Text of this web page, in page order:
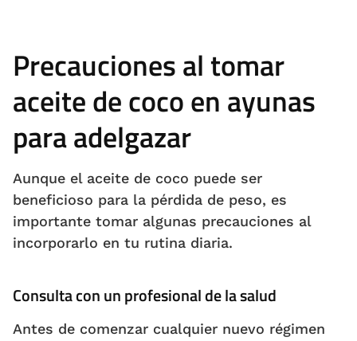
Precauciones al tomar
aceite de coco en ayunas
para adelgazar
Aunque el aceite de coco puede ser
beneficioso para la pérdida de peso, es
importante tomar algunas precauciones al
incorporarlo en tu rutina diaria.
Consulta con un profesional de la salud
Antes de comenzar cualquier nuevo régimen